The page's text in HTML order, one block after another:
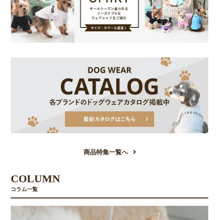
商品特集一覧へ
COLUMN
コラム一覧